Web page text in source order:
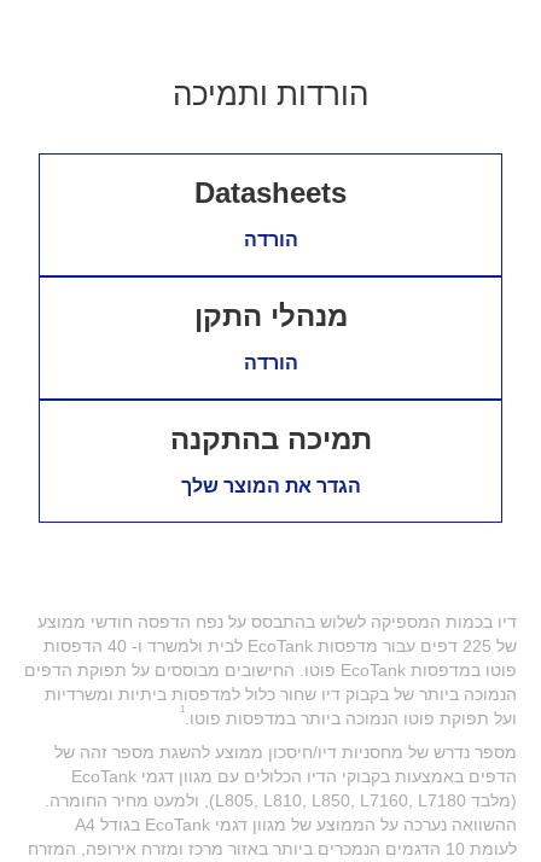
הורדות ותמיכה
Datasheets
הורדה
מנהלי התקן
הורדה
תמיכה בהתקנה
הגדר את המוצר שלך
דיו בכמות המספיקה לשלוש בהתבסס על נפח הדפסה חודשי ממוצע
של 225 דפים עבור מדפסות EcoTank לבית ולמשרד ו- 40 הדפסות
פוטו במדפסות EcoTank פוטו. החישובים מבוססים על תפוקת הדפים
הנמוכה ביותר של בקבוק דיו שחור כלול למדפסות ביתיות ומשרדיות
ועל תפוקת פוטו הנמוכה ביותר במדפסות פוטו. 1
מספר נדרש של מחסניות דיו/חיסכון ממוצע להשגת מספר זהה של
הדפים באמצעות בקבוקי הדיו הכלולים עם מגוון דגמי EcoTank
(מלבד L805, L810, L850, L7160, L7180), ולמעט מחיר החומרה.
ההשוואה נערכה על הממוצע של מגוון דגמי EcoTank בגודל A4
לעומת 10 הדגמים הנמכרים ביותר באזור מרכז ומזרח אירופה, המזרח